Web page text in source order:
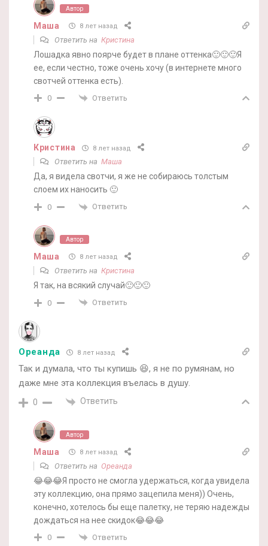
Автор
Маша 8 лет назад
Ответить на Кристина
Лошадка явно поярче будет в плане оттенка🙂🙂🙂Я
ее, если честно, тоже очень хочу (в интернете много
свотчей оттенка есть).
0 Ответить
Кристина 8 лет назад
Ответить на Маша
Да, я видела свотчи, я же не собираюсь толстым
слоем их наносить 🙂
0 Ответить
Автор
Маша 8 лет назад
Ответить на Кристина
Я так, на всякий случай🙂🙂🙂
0 Ответить
Ореанда 8 лет назад
Так и думала, что ты купишь 😆, я не по румянам, но
даже мне эта коллекция въелась в душу.
0 Ответить
Автор
Маша 8 лет назад
Ответить на Ореанда
😂😂😂Я просто не смогла удержаться, когда увидела
эту коллекцию, она прямо зацепила меня)) Очень,
конечно, хотелось бы еще палетку, не теряю надежды
дождаться на нее скидок😂😂😂
0 Ответить